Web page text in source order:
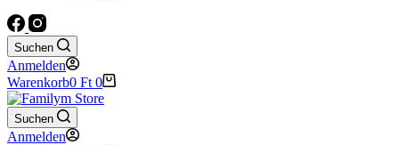
Suchen
Anmelden
Warenkorb0 Ft 0
Suchen
Anmelden